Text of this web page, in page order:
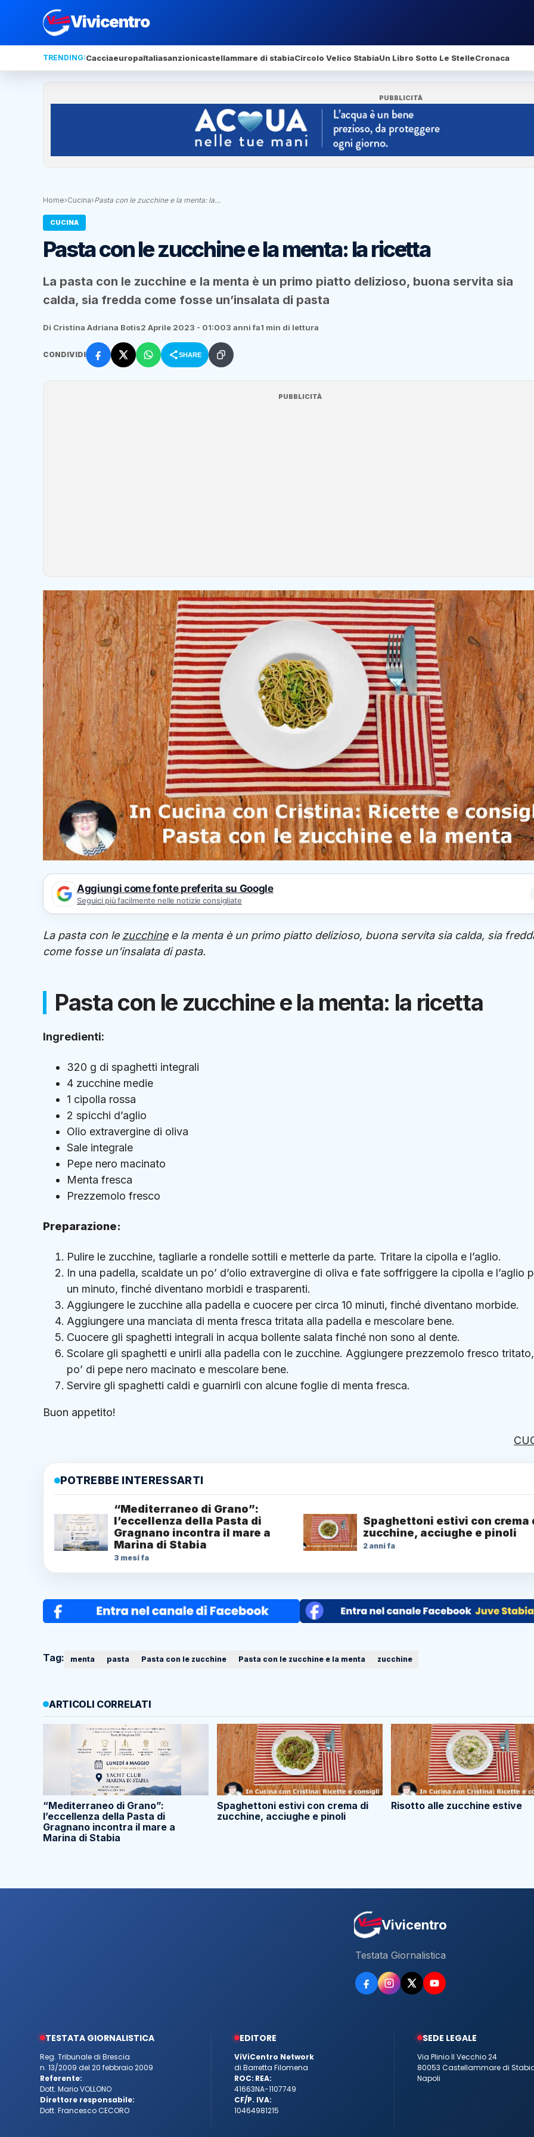
Vivicentro
TRENDING:CacciaeuropaItaliasanzionicastellammare di stabiaCircolo Velico StabiaUn Libro Sotto Le StelleCronaca
PUBBLICITÀ
Home›Cucina›Pasta con le zucchine e la menta: la…
CUCINA
Pasta con le zucchine e la menta: la ricetta
La pasta con le zucchine e la menta è un primo piatto delizioso, buona servita sia
calda, sia fredda come fosse un’insalata di pasta
Di Cristina Adriana Botis2 Aprile 2023 - 01:003 anni fa1 min di lettura
CONDIVIDI SHARE
PUBBLICITÀ
Aggiungi come fonte preferita su Google
Seguici più facilmente nelle notizie consigliate
La pasta con le zucchinee la menta è un primo piatto delizioso, buona servita sia calda, sia
come fosse un’insalata di pasta.
Pasta con le zucchine e la menta: la ricetta
Ingredienti:
320 g di spaghetti integrali
4 zucchine medie
1 cipolla rossa
2 spicchi d’aglio
Olio extravergine di oliva
Sale integrale
Pepe nero macinato
Menta fresca
Prezzemolo fresco
Preparazione:
Pulire le zucchine, tagliarle a rondelle sottili e metterle da parte. Tritare la cipolla e l’aglio.
In una padella, scaldate un po’ d’olio extravergine di oliva e fate soffriggere la cipolla e l’aglio
un minuto, finché diventano morbidi e trasparenti.
Aggiungere le zucchine alla padella e cuocere per circa 10 minuti, finché diventano morbide.
Aggiungere una manciata di menta fresca tritata alla padella e mescolare bene.
Cuocere gli spaghetti integrali in acqua bollente salata finché non sono al dente.
Scolare gli spaghetti e unirli alla padella con le zucchine. Aggiungere prezzemolo fresco
po’ di pepe nero macinato e mescolare bene.
Servire gli spaghetti caldi e guarnirli con alcune foglie di menta fresca.
Buon appetito!
POTREBBE INTERESSARTI
“Mediterraneo di Grano”:
l’eccellenza della Pasta di
Gragnano incontra il mare a
Marina di Stabia
3 mesi fa
Spaghettoni estivi con crema
zucchine, acciughe e pinoli
2 anni fa
Tag: menta pasta Pasta con le zucchine Pasta con le zucchine e la menta zucchine
ARTICOLI CORRELATI
“Mediterraneo di Grano”:
l’eccellenza della Pasta di
Gragnano incontra il mare a
Marina di Stabia
Spaghettoni estivi con crema di
zucchine, acciughe e pinoli
Risotto alle zucchine estive
Vivicentro
Testata Giornalistica
TESTATA GIORNALISTICA
Reg. Tribunale di Brescia
n. 13/2009 del 20 febbraio 2009
Referente:
Dott. Mario VOLLONO
Direttore responsabile:
Dott. Francesco CECORO
EDITORE
ViViCentro Network
di Barretta Filomena
ROC:
41663
REA:
NA-1107749
CF/P. IVA:
10464981215
SEDE LEGALE
Via Plinio Il Vecchio 24
80053 Castellammare di
Napoli